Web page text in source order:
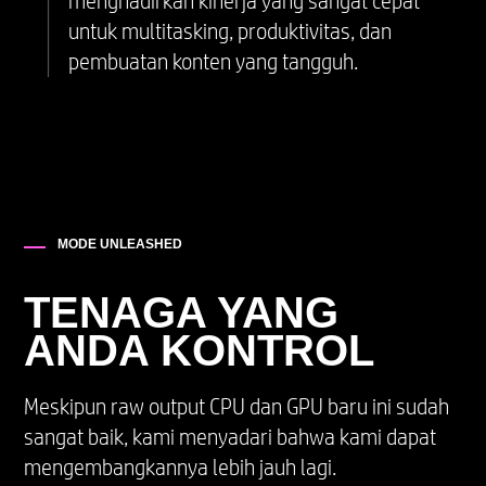
framing, ke NPU.
untuk multitasking, produktivitas, dan
pembuatan konten yang tangguh.
MODE UNLEASHED
TENAGA YANG
ANDA KONTROL
Meskipun raw output CPU dan GPU baru ini sudah
sangat baik, kami menyadari bahwa kami dapat
mengembangkannya lebih jauh lagi.